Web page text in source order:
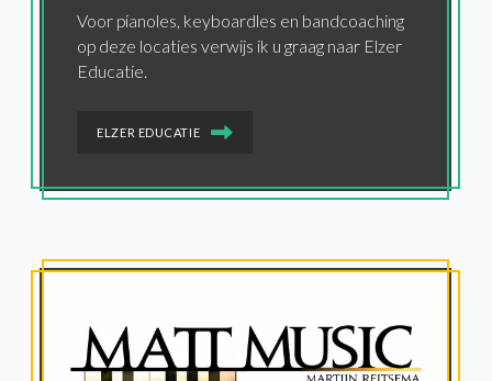
Voor pianoles, keyboardles en bandcoaching
op deze locaties verwijs ik u graag naar Elzer
Educatie.
ELZER EDUCATIE